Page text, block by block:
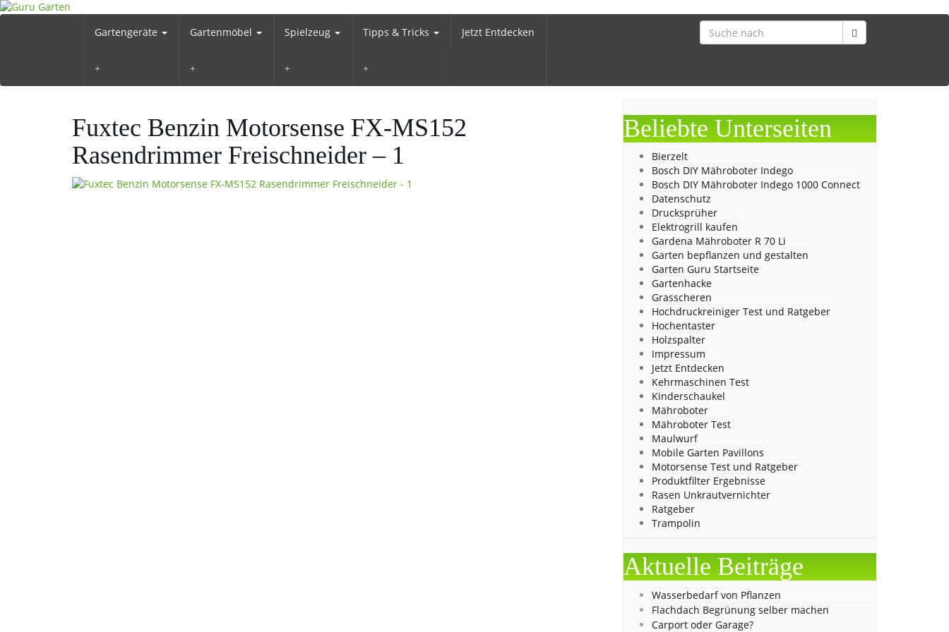
Skip
to
Gartengeräte Gartenmöbel Spielzeug Tipps & Tricks Jetzt Entdecken
Fuxtec Benzin Motorsense FX-MS152
Rasendrimmer Freischneider – 1
Beliebte Unterseiten
Bierzelt
Bosch DIY Mähroboter Indego
Bosch DIY Mähroboter Indego 1000 Connect
Datenschutz
Drucksprüher
Elektrogrill kaufen
Gardena Mähroboter R 70 Li
Garten bepflanzen und gestalten
Garten Guru Startseite
Gartenhacke
Grasscheren
Hochdruckreiniger Test und Ratgeber
Hochentaster
Holzspalter
Impressum
Jetzt Entdecken
Kehrmaschinen Test
Kinderschaukel
Mähroboter
Mähroboter Test
Maulwurf
Mobile Garten Pavillons
Motorsense Test und Ratgeber
Produktfilter Ergebnisse
Rasen Unkrautvernichter
Ratgeber
Trampolin
Aktuelle Beiträge
Wasserbedarf von Pflanzen
Flachdach Begrünung selber machen
Carport oder Garage?